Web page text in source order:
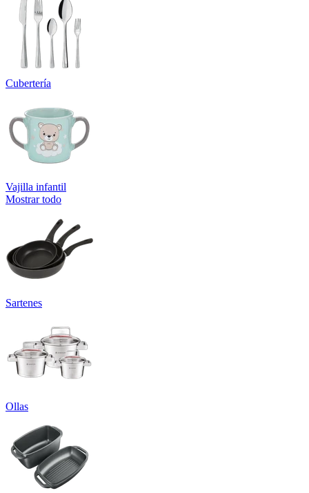
Cubertería
Vajilla infantil
Mostrar todo
Sartenes
Ollas